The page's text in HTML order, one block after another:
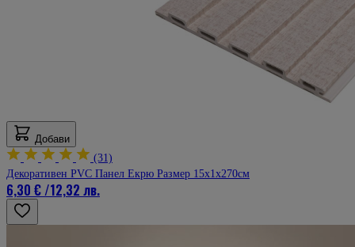
Добави
(31)
Декоративен PVC Панел Екрю Размер 15х1х270см
6,30 €/12,32 лв.